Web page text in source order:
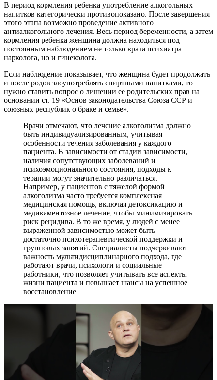
В период кормления ребенка употребление алкогольных
напитков категорически противопоказано. После завершения
этого этапа возможно проведение активного
антиалкогольного лечения. Весь период беременности, а затем
кормления ребенка женщина должна находиться под
постоянным наблюдением не только врача психиатра-
нарколога, но и гинеколога.
Если наблюдение показывает, что женщина будет продолжать
и после родов злоупотреблять спиртными напитками, то
нужно ставить вопрос о лишении ее родительских прав на
основании ст. 19 «Основ законодательства Союза ССР и
союзных республик о браке и семье».
Врачи отмечают, что лечение алкоголизма должно
быть индивидуализированным, учитывая
особенности течения заболевания у каждого
пациента. В зависимости от стадии зависимости,
наличия сопутствующих заболеваний и
психоэмоционального состояния, подходы к
терапии могут значительно различаться.
Например, у пациентов с тяжелой формой
алкоголизма часто требуется комплексная
медицинская помощь, включая детоксикацию и
медикаментозное лечение, чтобы минимизировать
риск рецидива. В то же время, у людей с менее
выраженной зависимостью может быть
достаточно психотерапевтической поддержки и
групповых занятий. Специалисты подчеркивают
важность мультидисциплинарного подхода, где
работают врачи, психологи и социальные
работники, что позволяет учитывать все аспекты
жизни пациента и повышает шансы на успешное
восстановление.